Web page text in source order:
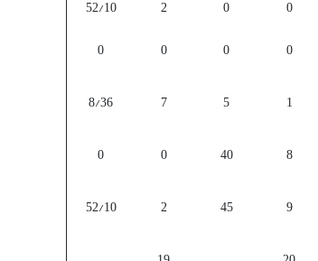
0
0
2
52/10
0
0
0
0
1
5
7
8/36
8
40
0
0
9
45
2
52/10